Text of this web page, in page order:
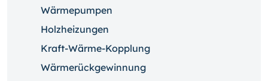
Wärmepumpen
Holzheizungen
Kraft-Wärme-Kopplung
Wärmerückgewinnung